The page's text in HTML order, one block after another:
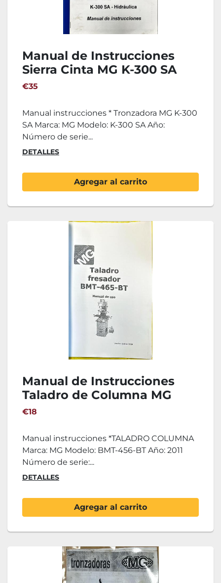
Manual de Instrucciones
Sierra Cinta MG K-300 SA
€35
Manual instrucciones * Tronzadora MG K-300
SA Marca: MG Modelo: K-300 SA Año:
Número de serie...
DETALLES
Agregar al carrito
Manual de Instrucciones
Taladro de Columna MG
BMT-456-BT
€18
Manual instrucciones *TALADRO COLUMNA
Marca: MG Modelo: BMT-456-BT Año: 2011
Número de serie:...
DETALLES
Agregar al carrito